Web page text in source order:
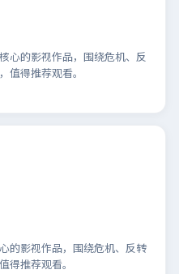
心的影视作品，围绕危机、反
值得推荐观看。
的影视作品，围绕危机、反转
得推荐观看。